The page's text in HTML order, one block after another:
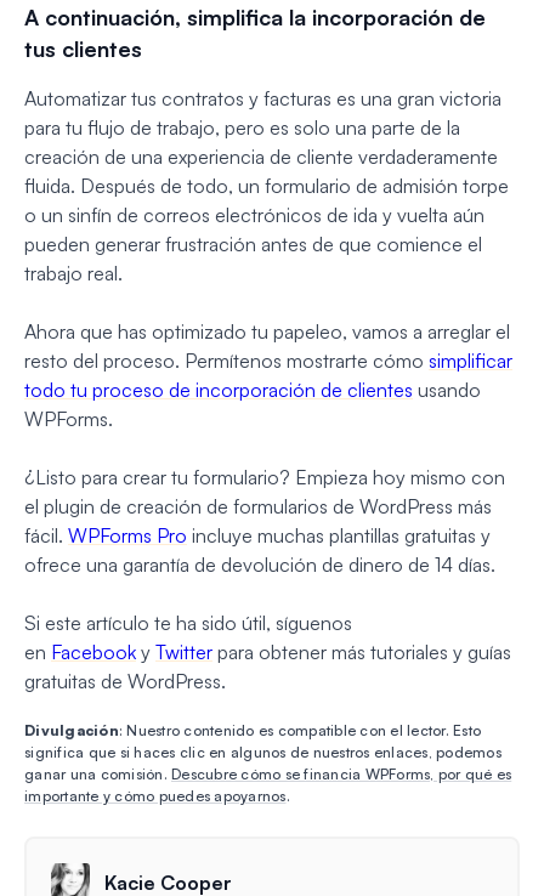
A continuación, simplifica la incorporación de
tus clientes
Automatizar tus contratos y facturas es una gran victoria
para tu flujo de trabajo, pero es solo una parte de la
creación de una experiencia de cliente verdaderamente
fluida. Después de todo, un formulario de admisión torpe
o un sinfín de correos electrónicos de ida y vuelta aún
pueden generar frustración antes de que comience el
trabajo real.
Ahora que has optimizado tu papeleo, vamos a arreglar el
resto del proceso. Permítenos mostrarte cómo simplificar
todo tu proceso de incorporación de clientes usando
WPForms.
¿Listo para crear tu formulario? Empieza hoy mismo con
el plugin de creación de formularios de WordPress más
fácil. WPForms Pro incluye muchas plantillas gratuitas y
ofrece una garantía de devolución de dinero de 14 días.
Si este artículo te ha sido útil, síguenos
en Facebook y Twitter para obtener más tutoriales y guías
gratuitas de WordPress.
Divulgación: Nuestro contenido es compatible con el lector. Esto
significa que si haces clic en algunos de nuestros enlaces, podemos
ganar una comisión. Descubre cómo se financia WPForms, por qué es
importante y cómo puedes apoyarnos.
Kacie Cooper